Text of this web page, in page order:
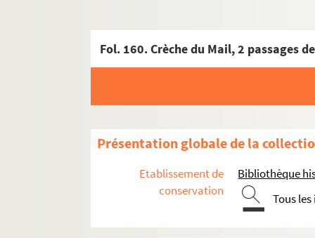
Présentation globale de la
Etablissement de
conservation
Bibliothèque
Tous
4-MS-2662. Documents relatifs à l'Asile
2-MS-2663. Documents relatifs à l'Asile